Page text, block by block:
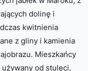
dolinę i
kwitnienia
z gliny i kamienia
Mieszkańcy
od stuleci,